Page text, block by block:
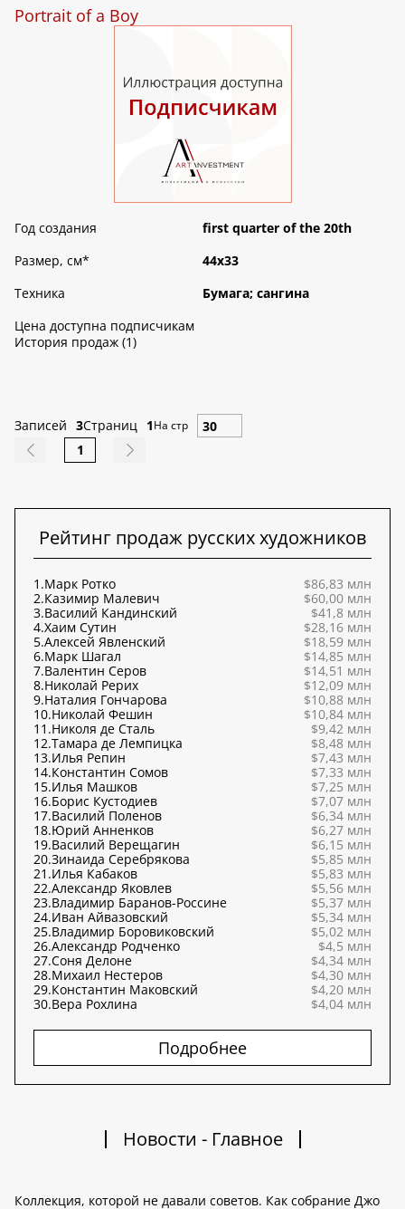
Portrait of a Boy
Год создания
first quarter of the 20th
Размер, см*
44х33
Техника
Бумага; сангина
Цена доступна подписчикам
История продаж (1)
Записей 3Страниц 1На стр
1
Рейтинг продаж русских художников
1.Марк Ротко
$86,83 млн
2.Казимир Малевич
$60,00 млн
3.Василий Кандинский
$41,8 млн
4.Хаим Сутин
$28,16 млн
5.Алексей Явленский
$18,59 млн
6.Марк Шагал
$14,85 млн
7.Валентин Серов
$14,51 млн
8.Николай Рерих
$12,09 млн
9.Наталия Гончарова
$10,88 млн
10.Николай Фешин
$10,84 млн
11.Николя де Сталь
$9,42 млн
12.Тамара де Лемпицка
$8,48 млн
13.Илья Репин
$7,43 млн
14.Константин Сомов
$7,33 млн
15.Илья Машков
$7,25 млн
16.Борис Кустодиев
$7,07 млн
17.Василий Поленов
$6,34 млн
18.Юрий Анненков
$6,27 млн
19.Василий Верещагин
$6,15 млн
20.Зинаида Серебрякова
$5,85 млн
21.Илья Кабаков
$5,83 млн
22.Александр Яковлев
$5,56 млн
23.Владимир Баранов-Россине
$5,37 млн
24.Иван Айвазовский
$5,34 млн
25.Владимир Боровиковский
$5,02 млн
26.Александр Родченко
$4,5 млн
27.Соня Делоне
$4,34 млн
28.Михаил Нестеров
$4,30 млн
29.Константин Маковский
$4,20 млн
30.Вера Рохлина $4,04 млн
Подробнее
Новости - Главное
Коллекция, которой не давали советов. Как собрание Джо